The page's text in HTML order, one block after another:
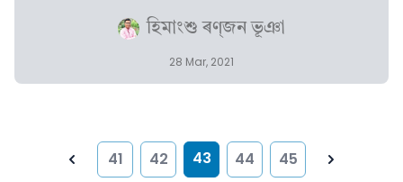
হিমাংশু ৰণ্‌জন ভূঞা
28 Mar, 2021
Previous
41 42 43 44 45